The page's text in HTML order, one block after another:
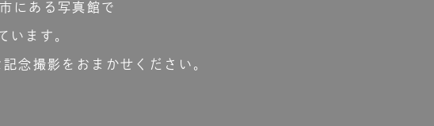
にある写真館で
います。
念撮影をおまかせください。